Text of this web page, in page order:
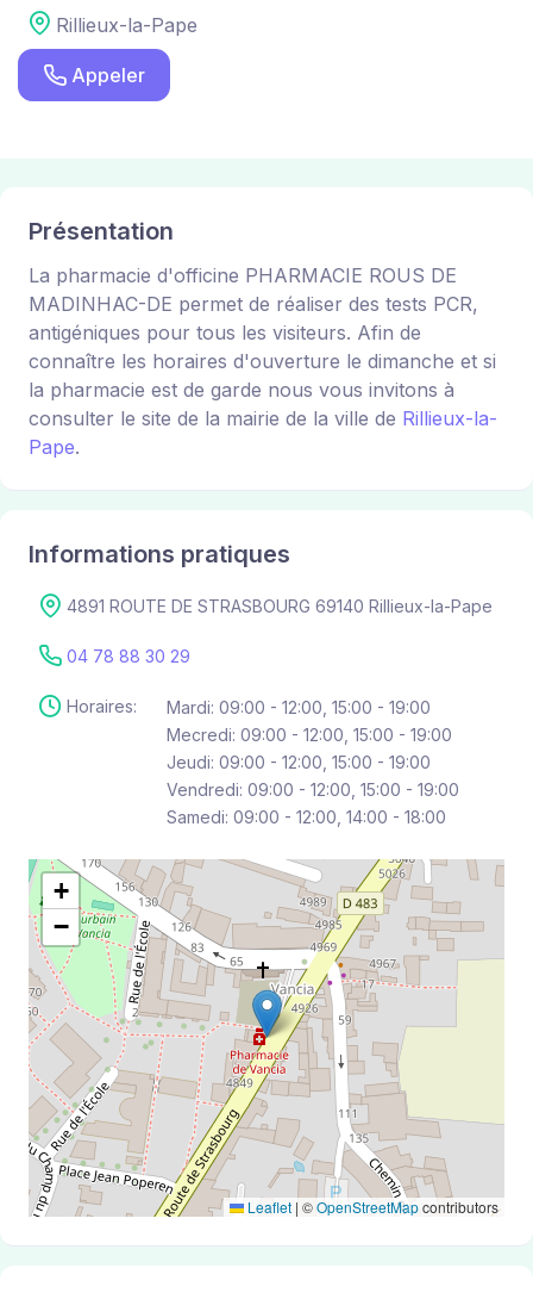
Rillieux-la-Pape
Appeler
Présentation
La pharmacie d'officine PHARMACIE ROUS DE
MADINHAC-DE permet de réaliser des tests PCR,
antigéniques pour tous les visiteurs. Afin de
connaître les horaires d'ouverture le dimanche et si
la pharmacie est de garde nous vous invitons à
consulter le site de la mairie de la ville de Rillieux-la-
Pape.
Informations pratiques
4891 ROUTE DE STRASBOURG 69140 Rillieux-la-Pape
04 78 88 30 29
Horaires:
Mardi: 09:00 - 12:00, 15:00 - 19:00
Mecredi: 09:00 - 12:00, 15:00 - 19:00
Jeudi: 09:00 - 12:00, 15:00 - 19:00
Vendredi: 09:00 - 12:00, 15:00 - 19:00
Samedi: 09:00 - 12:00, 14:00 - 18:00
+
−
Leaflet | ©OpenStreetMapcontributors